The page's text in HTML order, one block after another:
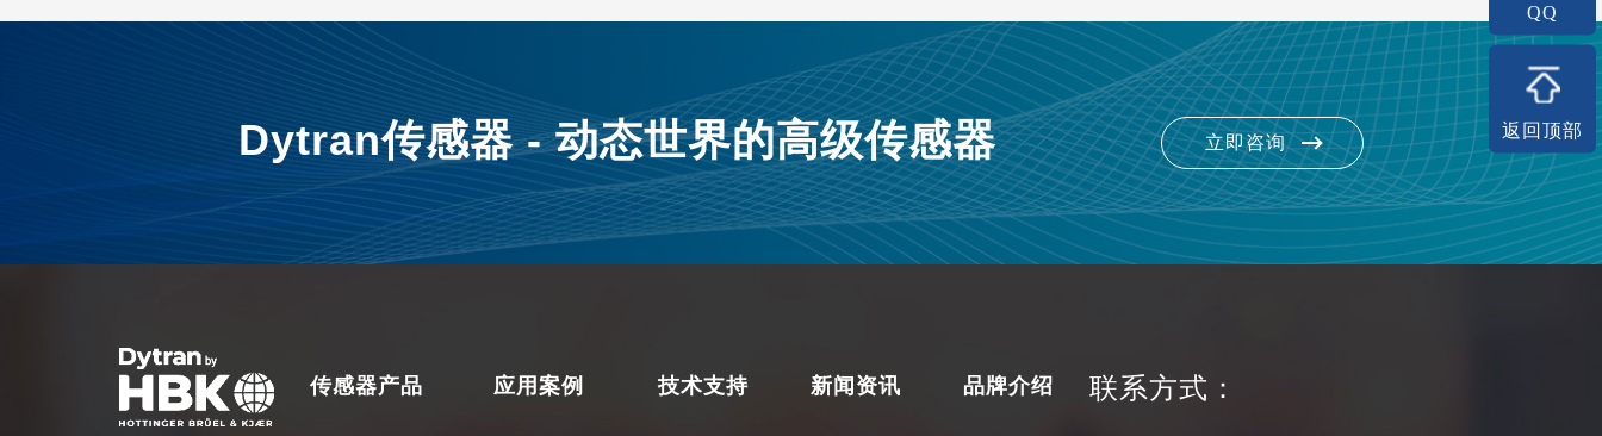
潮湿环境中的ProofTM技术的应用Dytr
Dytran传感器 - 动态世界的高级传感器 立即咨询
传感器产品 应用案例 技术支持 新闻资讯 品牌介绍 联系方式：
QQ
返回顶部